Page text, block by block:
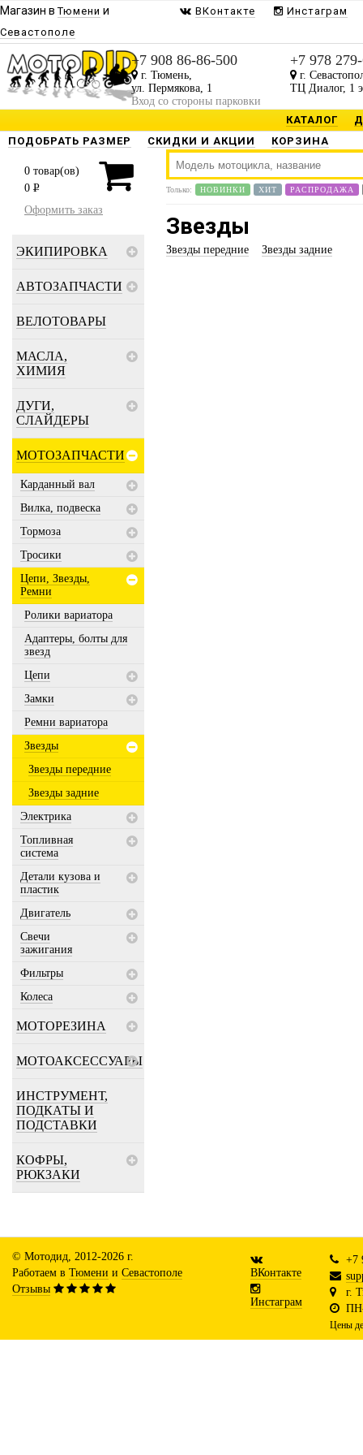
Магазин вТюмени и
Севастополе
ВКонтакте Инстаграм
+7 908 86-86-500
г. Тюмень,
ул. Пермякова, 1
Вход со стороны парковки
+7 978
г.
ТЦ Диалог, 1
КАТАЛОГ
ПОДОБРАТЬ РАЗМЕР
СКИДКИ И АКЦИИ КОРЗИНА
0 товар(ов)
0 P
Оформить заказ
ЭКИПИРОВКА
АВТОЗАПЧАСТИ
ВЕЛОТОВАРЫ
МАСЛА,
ХИМИЯ
ДУГИ,
СЛАЙДЕРЫ
МОТОЗАПЧАСТИ
Карданный вал
Вилка, подвеска
Тормоза
Тросики
Цепи, Звезды,
Ремни
Ролики вариатора
Адаптеры, болты для
звезд
Цепи
Замки
Ремни вариатора
Звезды
Звезды передние
Звезды задние
Электрика
Топливная
система
Детали кузова и
пластик
Двигатель
Свечи
зажигания
Фильтры
Колеса
МОТОРЕЗИНА
МОТОАКСЕССУАРЫ
ИНСТРУМЕНТ,
ПОДКАТЫ И
ПОДСТАВКИ
КОФРЫ,
РЮКЗАКИ
Только: НОВИНКИ ХИТ РАСПРОДАЖА
Звезды
Звезды передние Звезды задние
© Мотодид, 2012-2026 г.
Работаем в Тюмени и Севастополе
Отзывы
ВКонтакте
Инстаграм
+7
г.
Цены